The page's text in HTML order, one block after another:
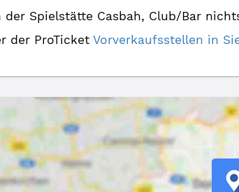
Spielstätte Casbah, Club/Bar
der ProTicket Vorverkaufsstellen in